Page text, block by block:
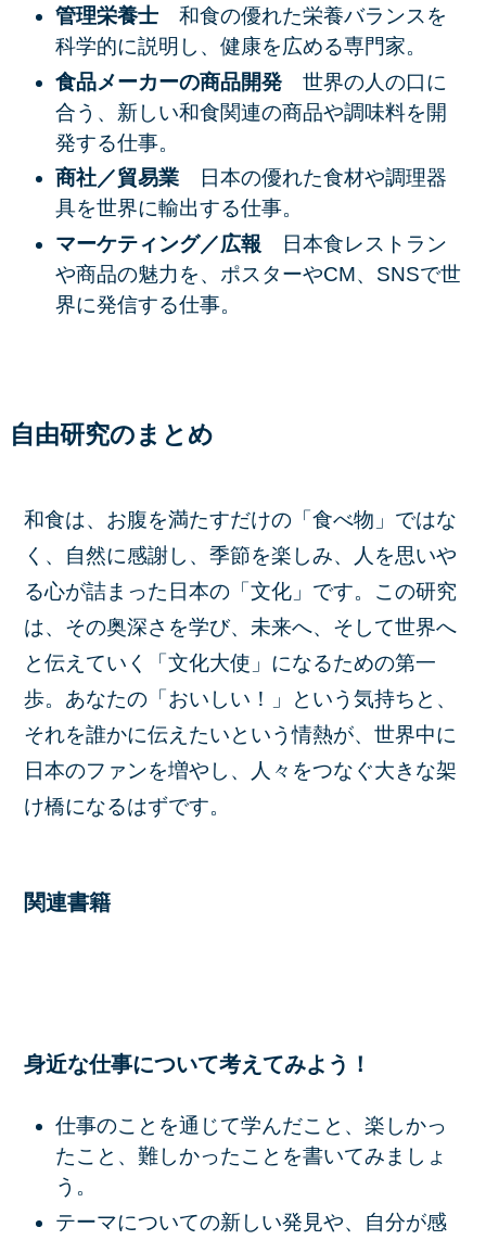
管理栄養士 和食の優れた栄養バランスを
科学的に説明し、健康を広める専門家。
食品メーカーの商品開発 世界の人の口に
合う、新しい和食関連の商品や調味料を開
発する仕事。
商社／貿易業
日本の優れた食材や調理器
具を世界に輸出する仕事。
マーケティング／広報
日本食レストラン
や商品の魅力を、ポスターやCM、SNSで世
界に発信する仕事。
自由研究のまとめ
和食は、お腹を満たすだけの「食べ物」ではな
く、自然に感謝し、季節を楽しみ、人を思いや
る心が詰まった日本の「文化」です。この研究
は、その奥深さを学び、未来へ、そして世界へ
と伝えていく「文化大使」になるための第一
歩。あなたの「おいしい！」という気持ちと、
それを誰かに伝えたいという情熱が、世界中に
日本のファンを増やし、人々をつなぐ大きな架
け橋になるはずです。
関連書籍
身近な仕事について考えてみよう！
仕事のことを通じて学んだこと、楽しかっ
たこと、難しかったことを書いてみましょ
う。
テーマについての新しい発見や、自分が感